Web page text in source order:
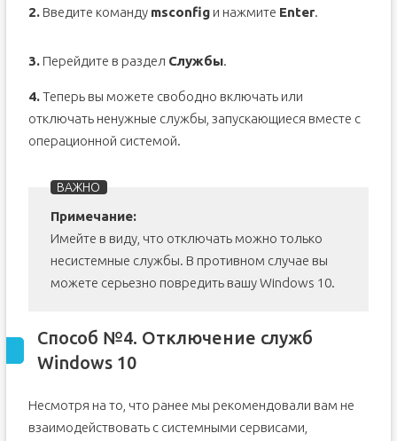
2.Введите команду msconfigи нажмите Enter.
3.Перейдите в раздел Службы.
4.Теперь вы можете свободно включать или
отключать ненужные службы, запускающиеся вместе с
операционной системой.
Примечание:
Имейте в виду, что отключать можно только
несистемные службы. В противном случае вы
можете серьезно повредить вашу Windows 10.
Способ №4. Отключение служб
Windows 10
Несмотря на то, что ранее мы рекомендовали вам не
взаимодействовать с системными сервисами,